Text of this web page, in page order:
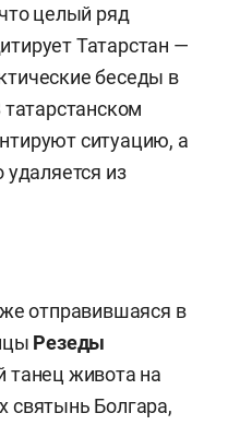
целый ряд
Татарстан —
беседы в
ситуацию, а
из
отправившаяся в
Резеды
танец живота на
святынь Болгара,